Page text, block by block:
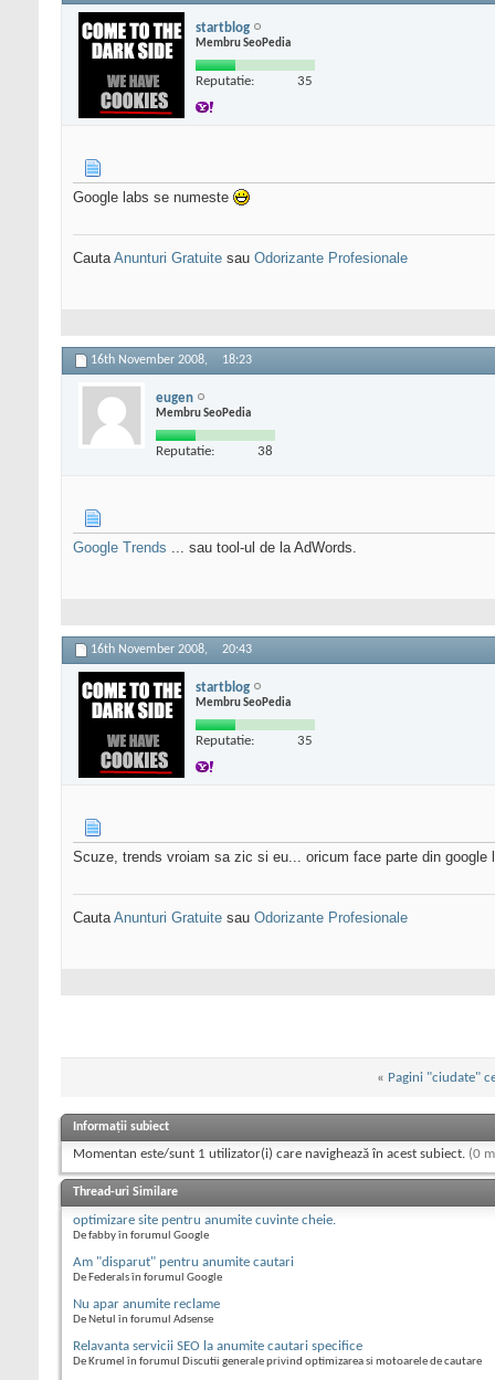
startblog
Membru SeoPedia
Reputatie: 35
Google labs se numeste
CautaAnunturi Gratuite sau Odorizante Profesionale
16th November 2008, 18:23
eugen
Membru SeoPedia
Reputatie: 38
Google Trends ... sau tool-ul de la AdWords.
16th November 2008, 20:43
startblog
Membru SeoPedia
Reputatie: 35
Scuze, trends vroiam sa zic si eu... oricum face parte din google
CautaAnunturi Gratuite sau Odorizante Profesionale
« Pagini "ciudate"
Informații subiect
Momentan este/sunt 1 utilizator(i) care navighează în acest subiect. (0
Thread-uri Similare
optimizare site pentru anumite cuvinte cheie.
De fabby în forumul Google
Am "disparut" pentru anumite cautari
De Federals în forumul Google
Nu apar anumite reclame
De Netul în forumul Adsense
Relavanta servicii SEO la anumite cautari specifice
De Krumel în forumul Discutii generale privind optimizarea si motoarele de cautare